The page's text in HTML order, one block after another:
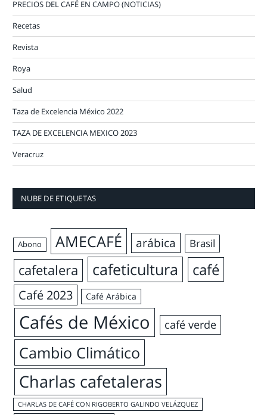
PRECIOS DEL CAFÉ EN CAMPO (NOTICIAS)
Recetas
Revista
Roya
Salud
Taza de Excelencia México 2022
TAZA DE EXCELENCIA MEXICO 2023
Veracruz
NUBE DE ETIQUETAS
Abono AMECAFÉ arábica Brasil
cafetalera cafeticultura café
Café 2023 Café Arábica
Cafés de México café verde
Cambio Climático
Charlas cafetaleras
CHARLAS DE CAFÉ CON RIGOBERTO GALINDO VELÁZQUEZ